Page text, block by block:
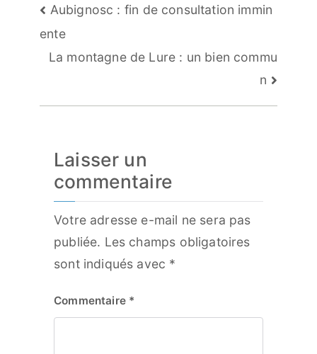
Navigation
de
l’article
Aubignosc : fin de consultation immin
ente
La montagne de Lure : un bien commu
n
Laisser un
commentaire
Votre adresse e-mail ne sera pas
publiée. Les champs obligatoires
sont indiqués avec *
Commentaire *